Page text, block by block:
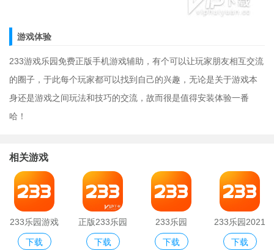
游戏体验
233游戏乐园免费正版手机游戏辅助，有个可以让玩家朋友相互交流
的圈子，于此每个玩家都可以找到自己的兴趣，无论是关于游戏本
身还是游戏之间玩法和技巧的交流，故而很是值得安装体验一番
哈！
相关游戏
233乐园游戏
正版
下载
正版233乐园
下载
233乐园
下载
233乐园2021
下载